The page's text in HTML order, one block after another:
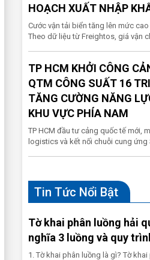
HOẠCH XUẤT NHẬP
Cước vận tải biển tăng lên mức
Theo dữ liệu từ Freightos, giá vận
TP HCM KHỞI CÔNG
QTM CÔNG SUẤT 16
TĂNG CƯỜNG NĂNG
KHU VỰC PHÍA NAM
TP HCM đầu tư cảng quốc tế mới,
logistics và kết nối chuỗi cung ứng
Tin Tức Nổi Bật
Tờ khai phân luồng hải
nghĩa 3 luồng và quy
1. Tờ khai phân luồng là gì? Tờ